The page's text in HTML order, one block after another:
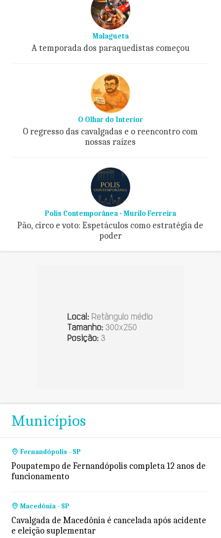
Malagueta
A temporada dos paraquedistas começou
O Olhar do Interior
O regresso das cavalgadas e o reencontro com
nossas raízes
Polis Contemporânea - Murilo Ferreira
Pão, circo e voto: Espetáculos como estratégia de
poder
Municípios
Fernandópolis - SP
Poupatempo de Fernandópolis completa 12 anos de
funcionamento
Macedônia - SP
Cavalgada de Macedônia é cancelada após acidente
e eleição suplementar